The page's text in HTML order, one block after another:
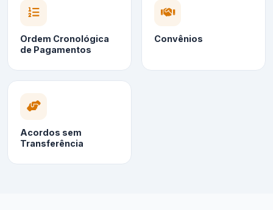
Ordem Cronológica
de Pagamentos
Convênios
Acordos sem
Transferência